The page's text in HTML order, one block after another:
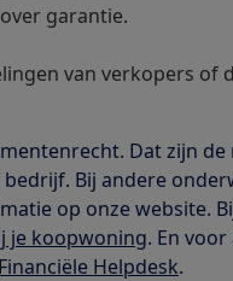
garantie.
van verkopers of
Dat zijn de
Bij andere
op onze website.
je koopwoning. En
Financiële Helpdesk.